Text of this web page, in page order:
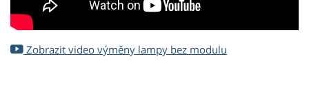
Zobrazit video výměny lampy bez modulu